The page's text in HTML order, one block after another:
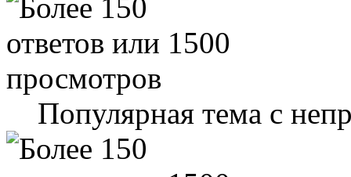
Популярная тема с